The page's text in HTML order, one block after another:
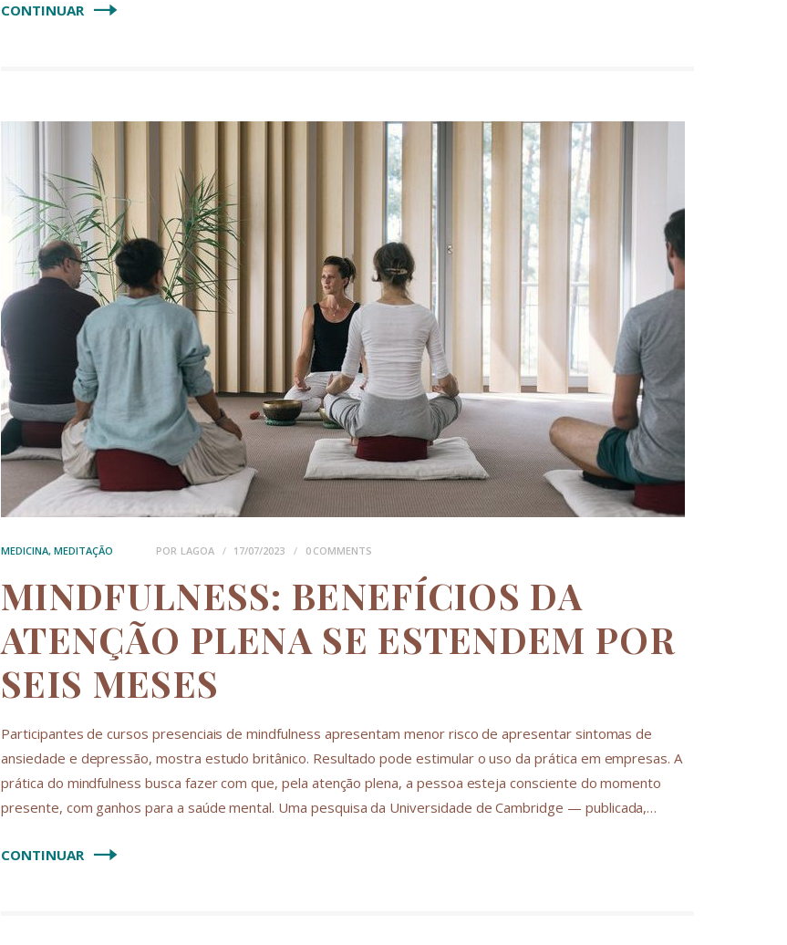
CONTINUAR
MEDICINA,MEDITAÇÃO POR LAGOA 17/07/2023 0 COMMENTS
MINDFULNESS: BENEFÍCIOS DA
ATENÇÃO PLENA SE ESTENDEM POR
SEIS MESES
Participantes de cursos presenciais de mindfulness apresentam menor risco de apresentar sintomas de
ansiedade e depressão, mostra estudo britânico. Resultado pode estimular o uso da prática em empresas. A
prática do mindfulness busca fazer com que, pela atenção plena, a pessoa esteja consciente do momento
presente, com ganhos para a saúde mental. Uma pesquisa da Universidade de Cambridge — publicada,…
CONTINUAR